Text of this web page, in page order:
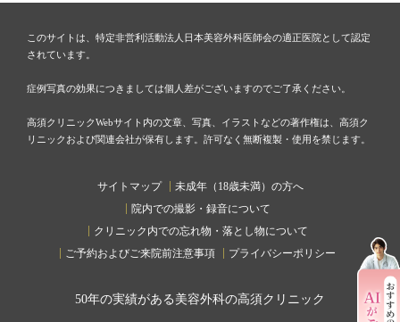
このサイトは、特定非営利活動法人日本美容外科医師会の適正医院として認定
されています。
症例写真の効果につきましては個人差がございますのでご了承ください。
高須クリニックWebサイト内の文章、写真、イラストなどの著作権は、高須ク
リニックおよび関連会社が保有します。許可なく無断複製・使用を禁じます。
サイトマップ
未成年（18歳未満）の方へ
院内での撮影・録音について
クリニック内での忘れ物・落とし物について
ご予約およびご来院前注意事項
プライバシーポリシー
50年の実績がある美容外科の高須クリニック